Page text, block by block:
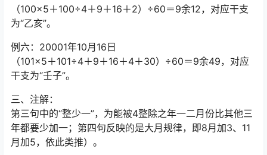
（100×5＋100÷4＋9＋16＋2）÷60＝9余12，对应干支
为“乙亥”。
例六：20001年10月16日
（101×5＋101÷4＋9＋16＋4＋30）÷60＝9余49，对应
干支为“壬子”。
三、注解：
第三句中的“整少一”，为能被4整除之年一二月份比其他三
年都要少加一；第四句反映的是大月规律，即8月加3、11
月加5，依此类推）。